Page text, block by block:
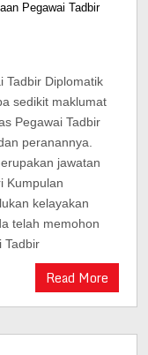
Pegawai Tadbir
Tadbir Diplomatik
sedikit maklumat
Pegawai Tadbir
peranannya.
jawatan
Kumpulan
kelayakan
telah memohon
Tadbir
Read More